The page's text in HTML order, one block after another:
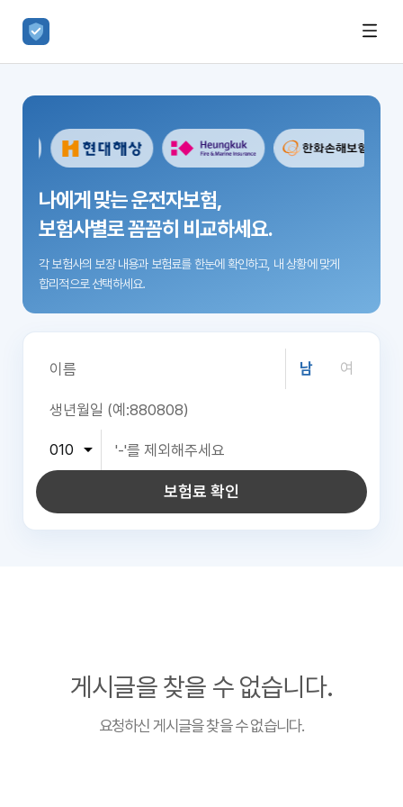
나에게 맞는 운전자보험,
보험사별로 꼼꼼히 비교하세요.
각 보험사의 보장 내용과 보험료를 한눈에 확인하고, 내 상황에 맞게
합리적으로 선택하세요.
남 여
보험료 확인
게시글을 찾을 수 없습니다.
요청하신 게시글을 찾을 수 없습니다.